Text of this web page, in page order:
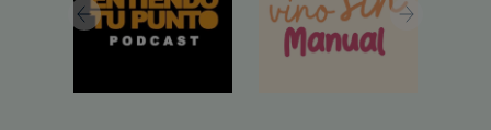
Previous Next